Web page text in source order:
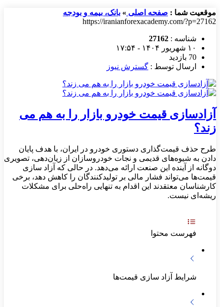
موقعیت شما : صفحه اصلی » بانک، بیمه و بودجه
https://iranianforexacademy.com/?p=27162
شناسه : 27162
۱۰ شهریور ۱۴۰۴ - ۱۷:۵۴
70 بازدید
ارسال توسط : گسترش نیوز
آزادسازی قیمت خودرو بازار را به هم می
زند؟
طرح حذف قیمت‌گذاری دستوری خودرو در ایران، با هدف پایان
دادن به شیوه‌های قدیمی و نجات خودروسازان از زیان‌دهی، تصویری
دوگانه از آینده این صنعت ارائه می‌دهد. در حالی که آزاد سازی
قیمت‌ها می‌تواند فشار مالی بر تولیدکنندگان را کاهش دهد، برخی
کارشناسان معتقدند این اقدام به تنهایی راه‌حلی برای مشکلات
ریشه‌ای نیست.
فهرست محتوا
شرایط آزاد سازی قیمت‌ها